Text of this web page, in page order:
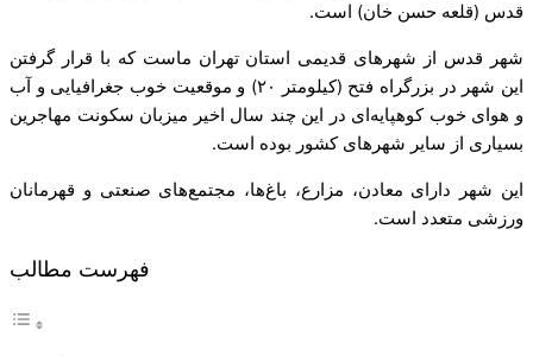
قدس (قلعه حسن خان) است.
شهر قدس از شهرهای قدیمی استان تهران ماست که با قرار گرفتن
این شهر در بزرگراه فتح (کیلومتر ۲۰) و موقعیت خوب جغرافیایی و آب
و هوای خوب کوهپایه‌ای در این چند سال اخیر میزبان سکونت مهاجرین
بسیاری از سایر شهرهای کشور بوده ‌است.
این شهر دارای معادن، مزارع، باغ‌ها، مجتمع‌های صنعتی و قهرمانان
ورزشی متعدد است.
فهرست مطالب